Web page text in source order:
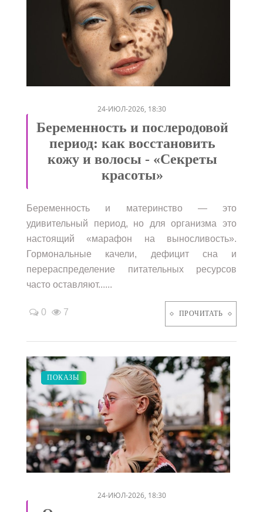
24-ИЮЛ-2026, 18:30
Беременность и послеродовой
период: как восстановить
кожу и волосы - «Секреты
красоты»
Беременность и материнство — это
удивительный период, но для организма это
настоящий «марафон на выносливость».
Гормональные качели, дефицит сна и
перераспределение питательных ресурсов
часто оставляют......
0 7 ПРОЧИТАТЬ
КРАСОТА
/
ПОКАЗЫ
24-ИЮЛ-2026, 18:30